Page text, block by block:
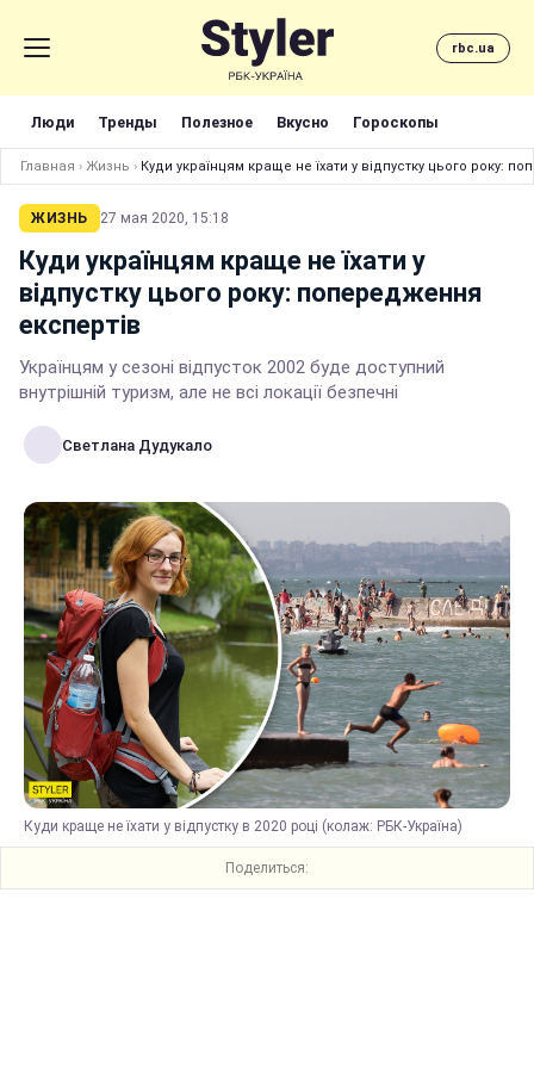
rbc.ua
Люди Тренды Полезное Вкусно Гороскопы
Главная › Жизнь › Куди українцям краще не їхати у відпустку цього року:
ЖИЗНЬ 27 мая 2020, 15:18
Куди українцям краще не їхати у
відпустку цього року: попередження
експертів
Українцям у сезоні відпусток 2002 буде доступний
внутрішній туризм, але не всі локації безпечні
Светлана Дудукало
Куди краще не їхати у відпустку в 2020 році (колаж: РБК-Україна)
Поделиться: